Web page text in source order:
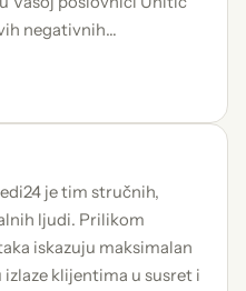
negativnih…
je tim stručnih,
ljudi. Prilikom
iskazuju maksimalan
klijentima u susret i